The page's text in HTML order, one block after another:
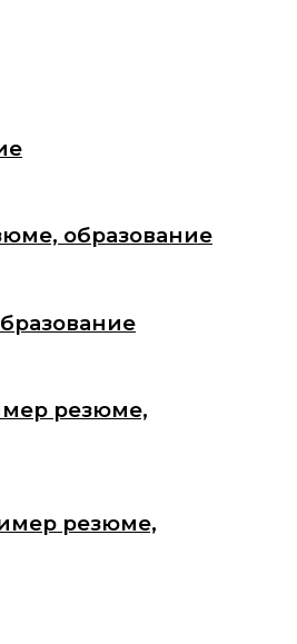
образование
резюме,
резюме,